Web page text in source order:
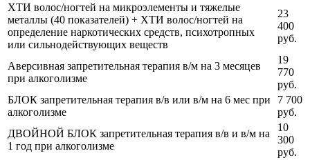
ХТИ волос/ногтей на микроэлементы и тяжелые
металлы (40 показателей) + ХТИ волос/ногтей на
определение наркотических средств, психотропных
или сильнодействующих веществ
23
400
руб.
Аверсивная запретительная терапия в/м на 3 месяцев
при алкоголизме
19
770
руб.
БЛОК запретительная терапия в/в или в/м на 6 мес при
алкоголизме
7 700
руб.
ДВОЙНОЙ БЛОК запретительная терапия в/в и в/м на
1 год при алкоголизме
10
300
руб.